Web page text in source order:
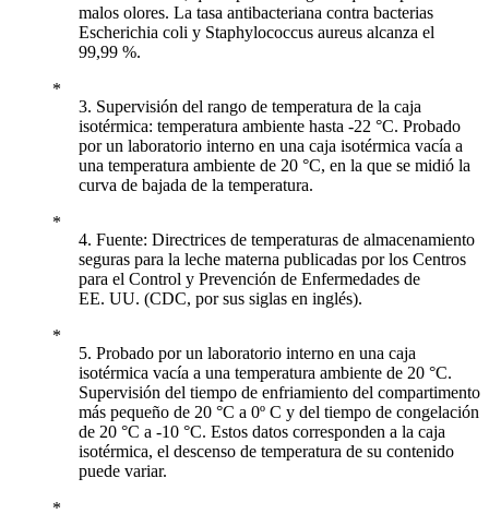
malos olores. La tasa antibacteriana contra bacterias
Escherichia coli y Staphylococcus aureus alcanza el
99,99 %.
3. Supervisión del rango de temperatura de la caja
isotérmica: temperatura ambiente hasta -22 °C. Probado
por un laboratorio interno en una caja isotérmica vacía a
una temperatura ambiente de 20 °C, en la que se midió la
curva de bajada de la temperatura.
4. Fuente: Directrices de temperaturas de almacenamiento
seguras para la leche materna publicadas por los Centros
para el Control y Prevención de Enfermedades de
EE. UU. (CDC, por sus siglas en inglés).
5. Probado por un laboratorio interno en una caja
isotérmica vacía a una temperatura ambiente de 20 °C.
Supervisión del tiempo de enfriamiento del compartimento
más pequeño de 20 °C a 0º C y del tiempo de congelación
de 20 °C a -10 °C. Estos datos corresponden a la caja
isotérmica, el descenso de temperatura de su contenido
puede variar.